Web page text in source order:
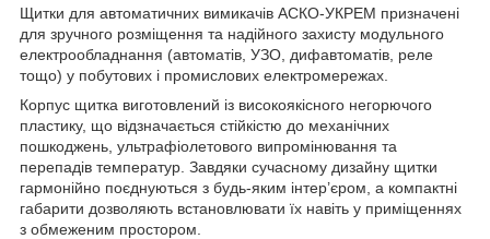
Щитки для автоматичних вимикачів АСКО-УКРЕМ призначені
для зручного розміщення та надійного захисту модульного
електрообладнання (автоматів, УЗО, дифавтоматів, реле
тощо) у побутових і промислових електромережах.
Корпус щитка виготовлений із високоякісного негорючого
пластику, що відзначається стійкістю до механічних
пошкоджень, ультрафіолетового випромінювання та
перепадів температур. Завдяки сучасному дизайну щитки
гармонійно поєднуються з будь-яким інтер’єром, а компактні
габарити дозволяють встановлювати їх навіть у приміщеннях
з обмеженим простором.